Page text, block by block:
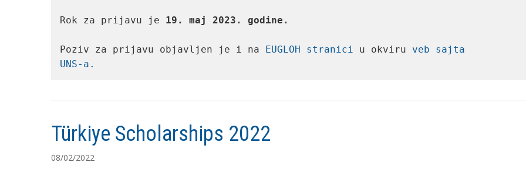
Rok za prijavu je 19. maj 2023. godine.
Poziv za prijavu objavljen je i na EUGLOH stranici u okviru veb sajta
UNS-a.
Türkiye Scholarships 2022
08/02/2022